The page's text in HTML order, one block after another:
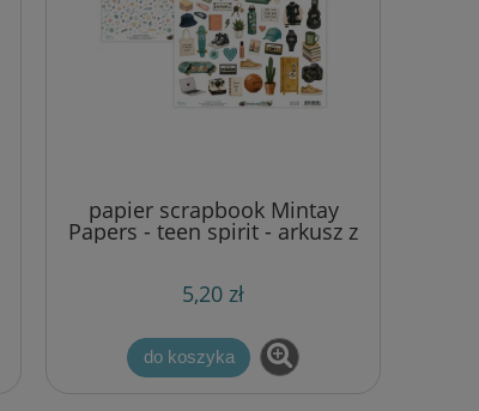
papier scrapbook Mintay
Papers - teen spirit - arkusz z
elementami
5,20 zł
do koszyka